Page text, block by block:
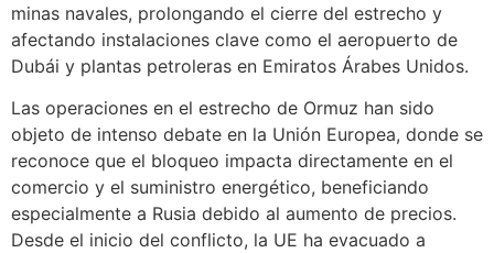
minas navales, prolongando el cierre del estrecho y
afectando instalaciones clave como el aeropuerto de
Dubái y plantas petroleras en Emiratos Árabes Unidos.
Las operaciones en el estrecho de Ormuz han sido
objeto de intenso debate en la Unión Europea, donde se
reconoce que el bloqueo impacta directamente en el
comercio y el suministro energético, beneficiando
especialmente a Rusia debido al aumento de precios.
Desde el inicio del conflicto, la UE ha evacuado a